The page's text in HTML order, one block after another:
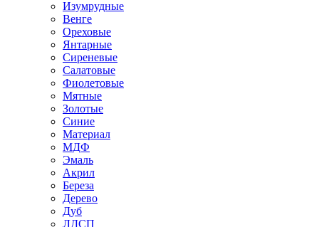
Изумрудные
Венге
Ореховые
Янтарные
Сиреневые
Салатовые
Фиолетовые
Мятные
Золотые
Синие
Материал
МДФ
Эмаль
Акрил
Береза
Дерево
Дуб
ЛДСП